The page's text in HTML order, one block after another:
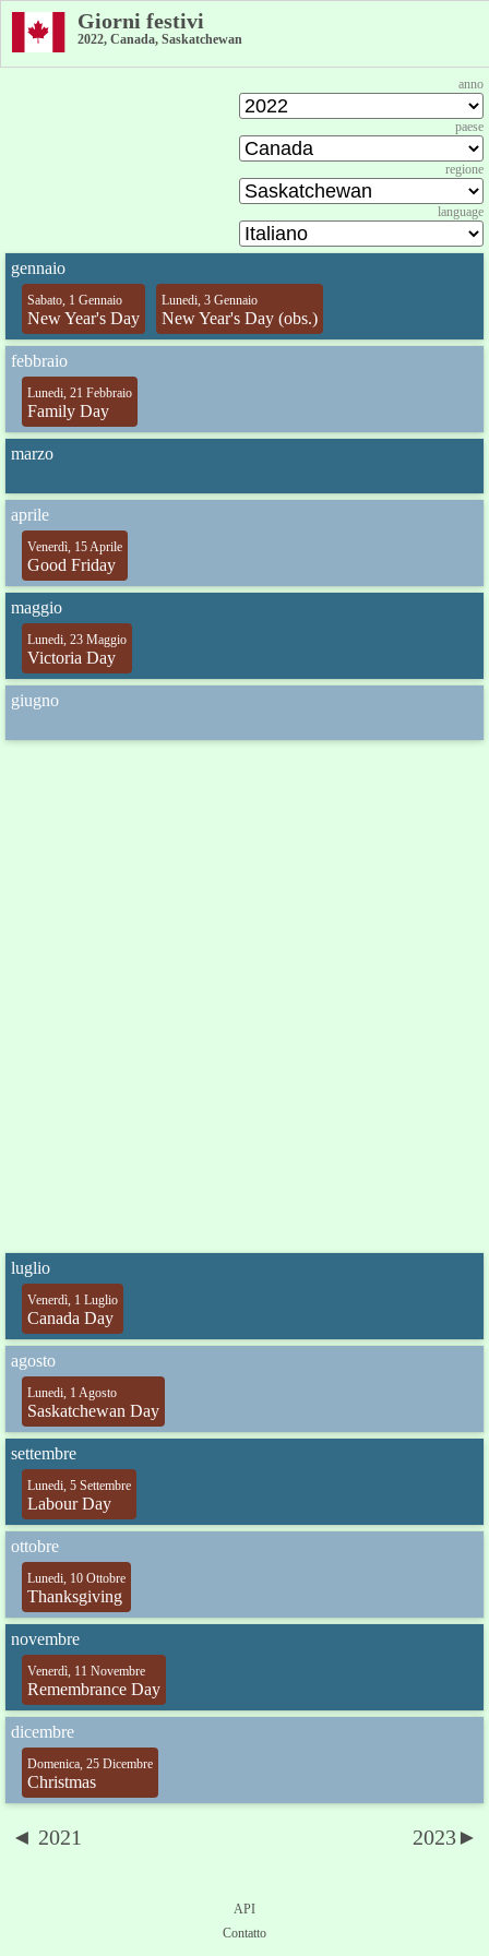
Giorni festivi
2022, Canada, Saskatchewan
anno
paese
regione
language
gennaio
Sabato, 1 Gennaio
New Year's Day
Lunedi, 3 Gennaio
New Year's Day (obs.)
febbraio
Lunedi, 21 Febbraio
Family Day
marzo
aprile
Venerdì, 15 Aprile
Good Friday
maggio
Lunedi, 23 Maggio
Victoria Day
giugno
luglio
Venerdì, 1 Luglio
Canada Day
agosto
Lunedi, 1 Agosto
Saskatchewan Day
settembre
Lunedi, 5 Settembre
Labour Day
ottobre
Lunedi, 10 Ottobre
Thanksgiving
novembre
Venerdì, 11 Novembre
Remembrance Day
dicembre
Domenica, 25 Dicembre
Christmas
◄ 2021 2023►
API
Contatto